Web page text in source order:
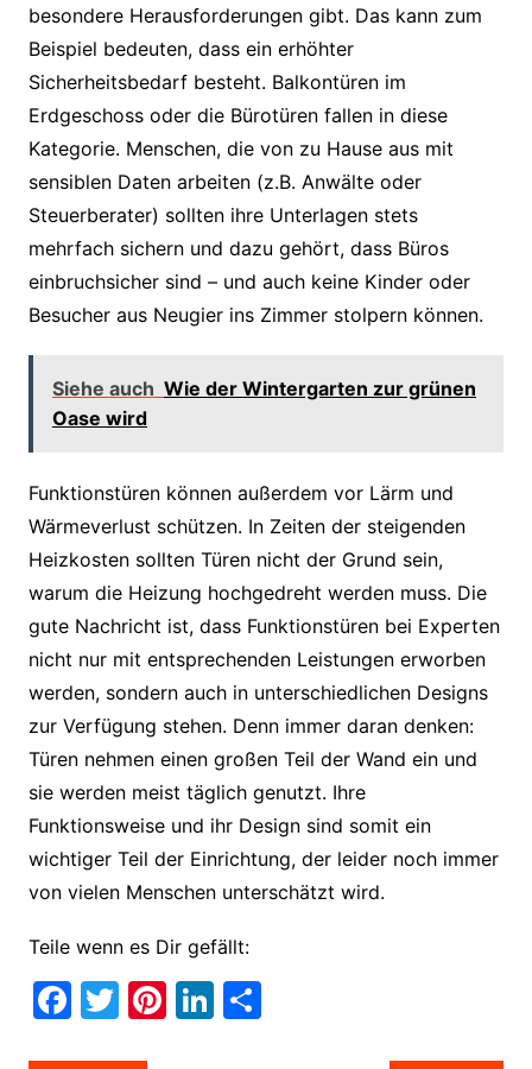
besondere Herausforderungen gibt. Das kann zum
Beispiel bedeuten, dass ein erhöhter
Sicherheitsbedarf besteht. Balkontüren im
Erdgeschoss oder die Bürotüren fallen in diese
Kategorie. Menschen, die von zu Hause aus mit
sensiblen Daten arbeiten (z.B. Anwälte oder
Steuerberater) sollten ihre Unterlagen stets
mehrfach sichern und dazu gehört, dass Büros
einbruchsicher sind – und auch keine Kinder oder
Besucher aus Neugier ins Zimmer stolpern können.
Siehe auch Wie der Wintergarten zur grünen
Oase wird
Funktionstüren können außerdem vor Lärm und
Wärmeverlust schützen. In Zeiten der steigenden
Heizkosten sollten Türen nicht der Grund sein,
warum die Heizung hochgedreht werden muss. Die
gute Nachricht ist, dass Funktionstüren bei Experten
nicht nur mit entsprechenden Leistungen erworben
werden, sondern auch in unterschiedlichen Designs
zur Verfügung stehen. Denn immer daran denken:
Türen nehmen einen großen Teil der Wand ein und
sie werden meist täglich genutzt. Ihre
Funktionsweise und ihr Design sind somit ein
wichtiger Teil der Einrichtung, der leider noch immer
von vielen Menschen unterschätzt wird.
Teile wenn es Dir gefällt:
F T Pi Li T